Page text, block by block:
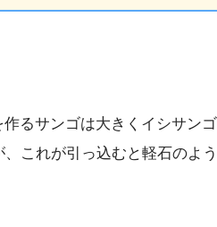
るサンゴは大きくイシサン
これが引っ込むと軽石の